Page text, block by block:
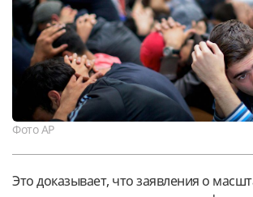
Фото АР
Это доказывает, что заявления о